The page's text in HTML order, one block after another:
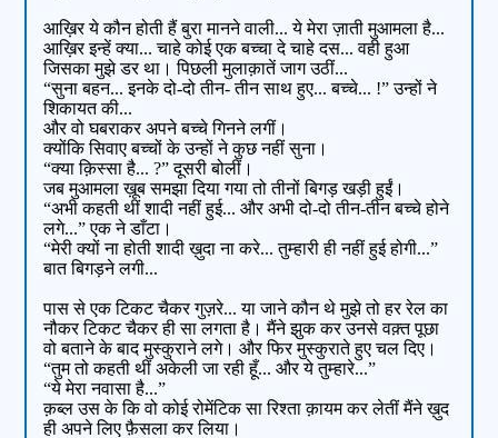
आख़िर ये कौन होती हैं बुरा मानने वाली... ये मेरा ज़ाती मुआमला है...
आख़िर इन्हें क्या... चाहे कोई एक बच्चा दे चाहे दस... वही हुआ
जिसका मुझे डर था। पिछली मुलाक़ातें जाग उठीं...
“सुना बहन... इनके दो-दो तीन- तीन साथ हुए... बच्चे... !” उन्हों ने
शिकायत की...
और वो घबराकर अपने बच्चे गिनने लगीं।
क्योंकि सिवाए बच्चों के उन्हों ने कुछ नहीं सुना।
“क्या क़िस्सा है... ?” दूसरी बोलीं।
जब मुआमला ख़ूब समझा दिया गया तो तीनों बिगड़ खड़ी हुईं।
“अभी कहती थीं शादी नहीं हुई... और अभी दो-दो तीन-तीन बच्चे होने
लगे...” एक ने डाँटा।
“मेरी क्यों ना होती शादी ख़ुदा ना करे... तुम्हारी ही नहीं हुई होगी...”
बात बिगड़ने लगी...
पास से एक टिकट चैकर गुज़रे... या जाने कौन थे मुझे तो हर रेल का
नौकर टिकट चैकर ही सा लगता है। मैंने झुक कर उनसे वक़्त पूछा
वो बताने के बाद मुस्कुराने लगे। और फिर मुस्कुराते हुए चल दिए।
“तुम तो कहती थीं अकेली जा रही हूँ... और ये तुम्हारे...”
“ये मेरा नवासा है...”
क़ब्ल उस के कि वो कोई रोमेंटिक सा रिश्ता क़ायम कर लेतीं मैंने ख़ुद
ही अपने लिए फ़ैसला कर लिया।